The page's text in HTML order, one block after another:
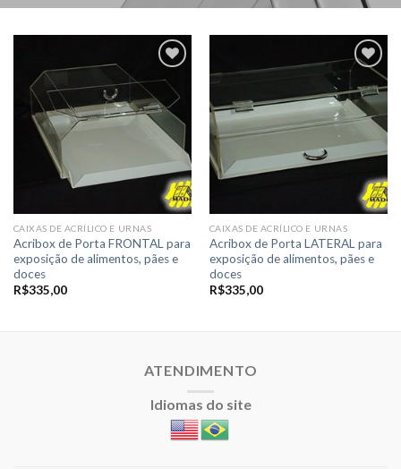
Adicionar
a lista de
desejos
CAIXAS DE ACRÍLICO E URNAS
Acribox de Porta FRONTAL para
exposição de alimentos, pães e
doces
R$335,00
Adicionar
a lista de
desejos
CAIXAS DE ACRÍLICO E URNAS
Acribox de Porta LATERAL para
exposição de alimentos, pães e
doces
R$335,00
ATENDIMENTO
Idiomas do site